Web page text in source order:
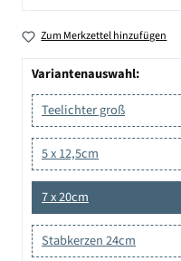
Zum Merkzettel hinzufügen
Variantenauswahl:
Teelichter groß
5 x 12,5cm
7 x 20cm
Stabkerzen 24cm